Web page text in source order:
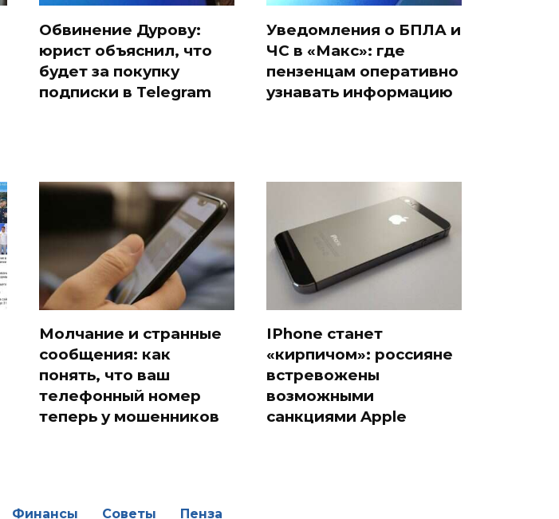
Обвинение Дурову:
юрист объяснил, что
будет за покупку
подписки в Telegram
Уведомления о БПЛА и
ЧС в «Макс»: где
пензенцам оперативно
узнавать информацию
Молчание и странные
сообщения: как
понять, что ваш
телефонный номер
теперь у мошенников
IPhone станет
«кирпичом»: россияне
встревожены
возможными
санкциями Apple
Финансы Советы Пенза